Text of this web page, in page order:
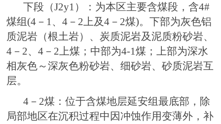
下段（J2y1）：为本区主要含煤段，含4#
煤组(4－1、4－2上及4－2煤)。下部为灰色铝
质泥岩（根土岩）、炭质泥岩及泥质粉砂岩、
4－2、4－2上煤；中部为4-1煤；上部为深水
相灰色～深灰色粉砂岩、细砂岩、砂质泥岩互
层。
4－2煤：位于含煤地层延安组最底部，除
局部地区在沉积过程中因冲蚀作用变薄外，补